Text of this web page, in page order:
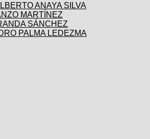
ANAYA SILVA
MARTÍNEZ
SÁNCHEZ
PALMA LEDEZMA